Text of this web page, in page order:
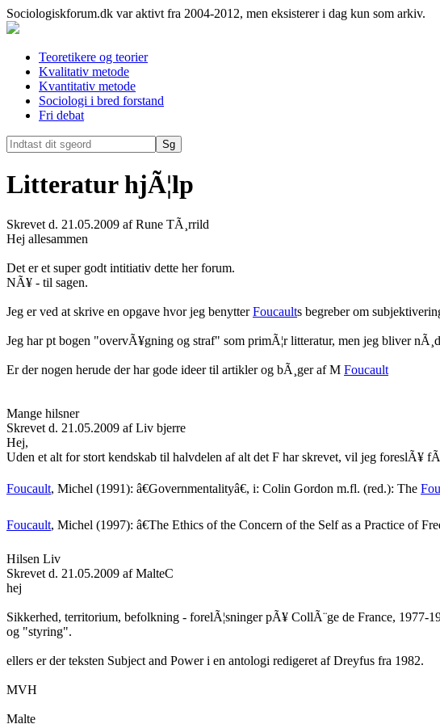
Sociologiskforum.dk var aktivt fra 2004-2012, men eksisterer i dag kun som arkiv.
Teoretikere og teorier
Kvalitativ metode
Kvantitativ metode
Sociologi i bred forstand
Fri debat
Litteratur hjÃ¦lp
Skrevet d. 21.05.2009 af Rune TÃ¸rrild
Hej allesammen
Det er et super godt intitiativ dette her forum.
NÃ¥ - til sagen.
Jeg er ved at skrive en opgave hvor jeg benytterFoucaults begreber om
Jeg har pt bogen "overvÃ¥gning og straf" som primÃ¦r litteratur, men jeg bliver
Er der nogen herude der har gode ideer til artikler og bÃ¸ger af M Foucault
Mange hilsner
Skrevet d. 21.05.2009 af Liv bjerre
Hej,
Uden et alt for stort kendskab til halvdelen af alt det F har skrevet, vil jeg foreslÃ¥
Foucault, Michel (1991): â€Governmentalityâ€, i: Colin Gordon m.fl. (red.): The
Foucault, Michel (1997): â€The Ethics of the Concern of the Self as a Practice of
Hilsen Liv
Skrevet d. 21.05.2009 af MalteC
hej
Sikkerhed, territorium, befolkning - forelÃ¦sninger pÃ¥ CollÃ¨ge de France, 1977-
og "styring".
ellers er der teksten Subject and Power i en antologi redigeret af Dreyfus fra 1982.
MVH
Malte